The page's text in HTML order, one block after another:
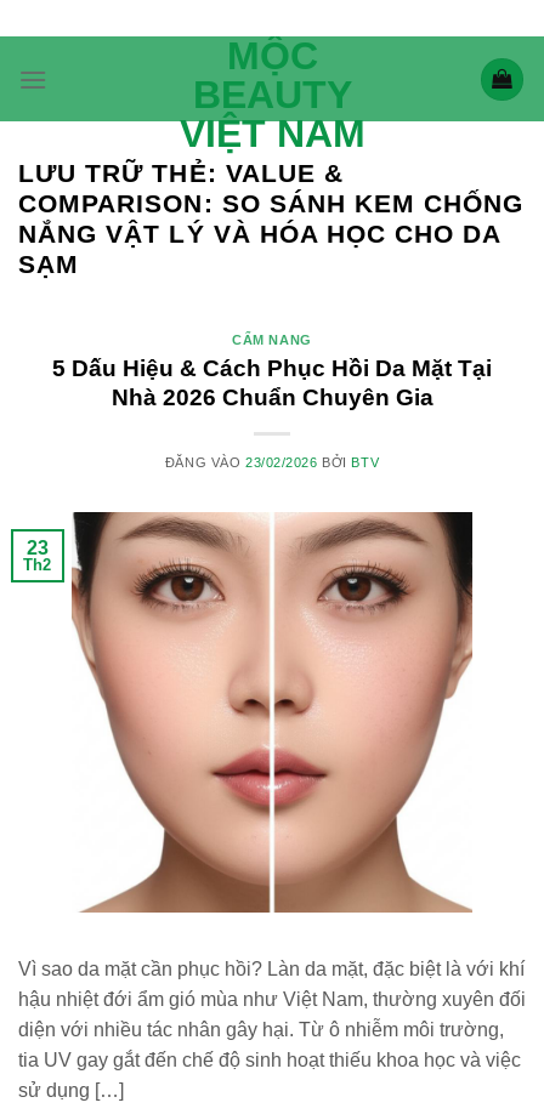
nội
MỘC
BEAUTY
VIỆT NAM
LƯU TRỮ THẺ: VALUE &
COMPARISON: SO SÁNH KEM CHỐNG
NẮNG VẬT LÝ VÀ HÓA HỌC CHO DA
SẠM
CẨM NANG
5 Dấu Hiệu & Cách Phục Hồi Da Mặt Tại
Nhà 2026 Chuẩn Chuyên Gia
ĐĂNG VÀO 23/02/2026 BỞI BTV
23
Th2
Vì sao da mặt cần phục hồi? Làn da mặt, đặc biệt là với khí
hậu nhiệt đới ẩm gió mùa như Việt Nam, thường xuyên đối
diện với nhiều tác nhân gây hại. Từ ô nhiễm môi trường,
tia UV gay gắt đến chế độ sinh hoạt thiếu khoa học và việc
sử dụng […]